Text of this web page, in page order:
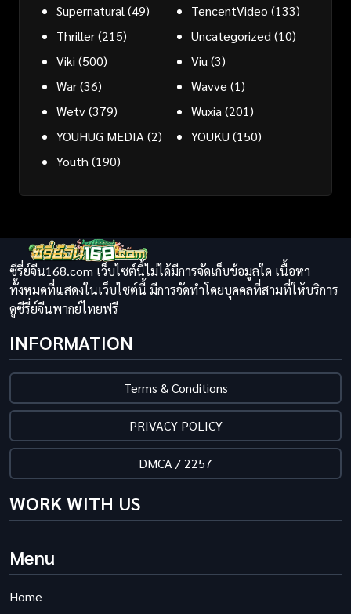
Supernatural (49) TencentVideo (133)
Thriller(215) Uncategorized (10)
Viki (500) Viu (3)
War(36) Wavve (1)
Wetv(379) Wuxia (201)
YOUHUG MEDIA (2) YOUKU (150)
Youth (190)
ซีรี่ย์จีน168.com เว็บไซต์นี้ไม่ได้มีการจัดเก็บข้อมูลใด เนื้อหา
ทั้งหมดที่แสดงในเว็บไซต์นี้ มีการจัดทำโดยบุคคลที่สามที่ให้บริการ
ดูซีรี่ย์จีนพากย์ไทยฟรี
INFORMATION
Terms & Conditions
PRIVACY POLICY
DMCA / 2257
WORK WITH US
Menu
Home